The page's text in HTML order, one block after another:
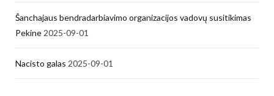
Šanchajaus bendradarbiavimo organizacijos vadovų susitikimas
Pekine 2025-09-01
Nacisto galas 2025-09-01